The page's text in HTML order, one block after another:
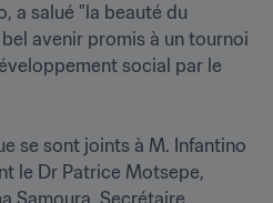
a salué "la beauté du
avenir promis à un tournoi
social par le
se sont joints à M. Infantino
le Dr Patrice Motsepe,
Samoura, Secrétaire